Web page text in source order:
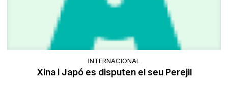
INTERNACIONAL
Xina i Japó es disputen el seu Perejil